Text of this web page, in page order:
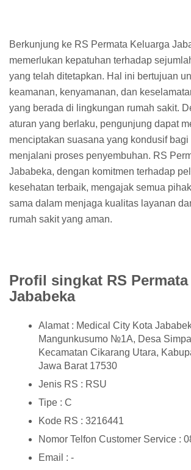
Berkunjung ke RS Permata Keluarga
memerlukan kepatuhan terhadap
yang telah ditetapkan. Hal ini bertujuan
keamanan, kenyamanan, dan
yang berada di lingkungan rumah sakit.
aturan yang berlaku, pengunjung dapat
menciptakan suasana yang kondusif
menjalani proses penyembuhan. RS
Jababeka, dengan komitmen terhadap
kesehatan terbaik, mengajak semua
sama dalam menjaga kualitas layanan
rumah sakit yang aman.
Profil singkat RS
Jababeka
Alamat : Medical City Kota
Mangunkusumo №1A, Desa
Kecamatan Cikarang Utara,
Jawa Barat 17530
Jenis RS : RSU
Tipe : C
Kode RS : 3216441
Nomor Telfon Customer Service :
Email : -